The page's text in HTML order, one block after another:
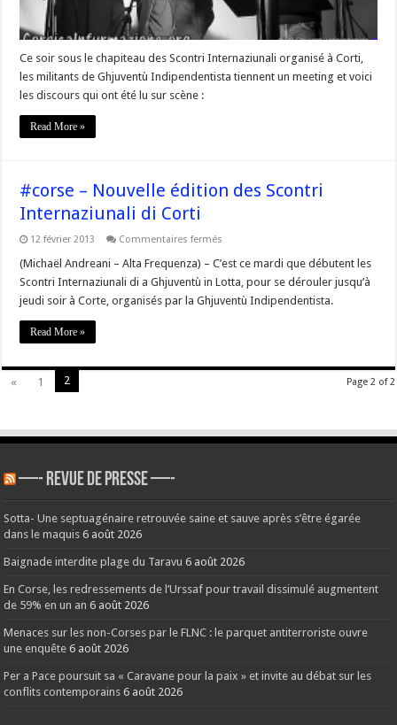
Ghjuventù
Indipendentista
Ce soir sous le chapiteau des Scontri Internaziunali organisé à Corti,
les militants de Ghjuventù Indipendentista tiennent un meeting et voici
les discours qui ont été lu sur scène :
Read More »
#corse – Nouvelle édition des Scontri
Internaziunali di Corti
12 février 2013 Commentaires fermés
–
édition
des
Scontri
(Michaël Andreani – Alta Frequenza) – C’est ce mardi que débutent les
Scontri Internaziunali di a Ghjuventù in Lotta, pour se dérouler jusqu’à
jeudi soir à Corte, organisés par la Ghjuventù Indipendentista.
Read More »
Page 2 of 2
« 1 2
—- REVUE DE PRESSE —-
Sotta- Une septuagénaire retrouvée saine et sauve après s’être égarée
dans le maquis 6 août 2026
Baignade interdite plage du Taravu 6 août 2026
En Corse, les redressements de l’Urssaf pour travail dissimulé augmentent
de 59% en un an 6 août 2026
Menaces sur les non-Corses par le FLNC : le parquet antiterroriste ouvre
une enquête 6 août 2026
Per a Pace poursuit sa « Caravane pour la paix » et invite au débat sur les
conflits contemporains 6 août 2026